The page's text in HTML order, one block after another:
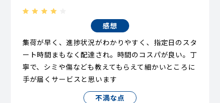
感想
集荷が早く、進捗状況がわかりやすく、指定日のスタ
ート時間まもなく配達され。時間のコスパが良い。丁
寧で、シミや傷なども教えてもらえて細かいところに
手が届くサービスと思います
不満な点